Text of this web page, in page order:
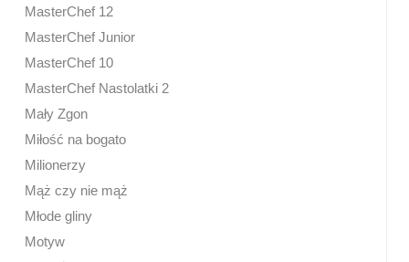
MasterChef 12
MasterChef Junior
MasterChef 10
MasterChef Nastolatki 2
Mały Zgon
Miłość na bogato
Milionerzy
Mąż czy nie mąż
Młode gliny
Motyw